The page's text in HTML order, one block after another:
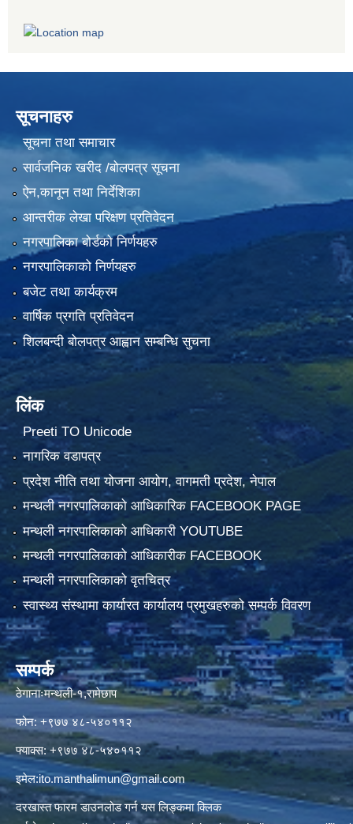
सूचनाहरु
सूचना तथा समाचार
सार्वजनिक खरीद /बोलपत्र सूचना
ऐन,कानून तथा निर्देशिका
आन्तरीक लेखा परिक्षण प्रतिवेदन
नगरपालिका बोर्डको निर्णयहरु
नगरपालिकाको निर्णयहरु
बजेट तथा कार्यक्रम
वार्षिक प्रगति प्रतिवेदन
शिलबन्दी बोलपत्र आह्वान सम्बन्धि सुचना
लिंक
Preeti TO Unicode
नागरिक वडापत्र
प्रदेश नीति तथा योजना आयोग, वागमती प्रदेश, नेपाल
मन्थली नगरपालिकाको आधिकारिक FACEBOOK PAGE
मन्थली नगरपालिकाको आधिकारी YOUTUBE
मन्थली नगरपालिकाको आधिकारीक FACEBOOK
मन्थली नगरपालिकाको वृतचित्र
स्वास्थ्य संस्थामा कार्यारत कार्यालय प्रमुखहरुको सम्पर्क विवरण
सम्पर्क
ठेगानाःमन्थली-१,रामेछाप
फोन: +९७७ ४८-५४०११२
फ्याक्स: +९७७ ४८-५४०११२
इमेल:ito.manthalimun@gmail.com
दरखास्त फारम डाउनलोड गर्न यस लिङ्कमा क्लिक